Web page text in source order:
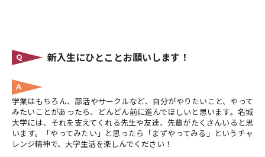
Q 新入生にひとことお願いします！
A
学業はもちろん、部活やサークルなど、自分がやりたいこと、やって
みたいことがあったら、どんどん前に進んでほしいと思います。名城
大学には、それを支えてくれる先生や友達、先輩がたくさんいると思
います。「やってみたい」と思ったら「まずやってみる」というチャ
レンジ精神で、大学生活を楽しんでください！